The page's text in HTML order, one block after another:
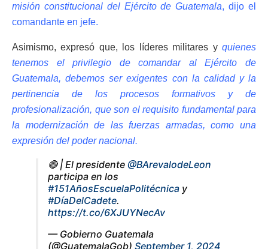
misión constitucional del Ejército de Guatemala, dijo el
comandante en jefe.
Asimismo, expresó que, los líderes militares y quienes
tenemos el privilegio de comandar al Ejército de
Guatemala, debemos ser exigentes con la calidad y la
pertinencia de los procesos formativos y de
profesionalización, que son el requisito fundamental para
la modernización de las fuerzas armadas, como una
expresión del poder nacional.
🔴 | El presidente @BArevalodeLeon
participa en los
#151AñosEscuelaPolitécnica y
#DíaDelCadete.
https://t.co/6XJUYNecAv
— Gobierno Guatemala
(@GuatemalaGob) September 1, 2024